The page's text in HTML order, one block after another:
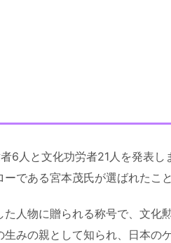
6人と文化功労者21人を発表し
である宮本茂氏が選ばれたこ
人物に贈られる称号で、文化
みの親として知られ、日本の